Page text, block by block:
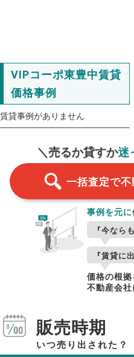
VIPコーポ東豊中賃貸
価格事例
賃貸事例がありません
＼売るか貸すか迷
一括査定で
一括査定
事例を元に
『今なら
『賃貸に
価格の根拠
不動産会社
販売時期
いつ売り出された？